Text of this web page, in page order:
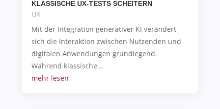
KLASSISCHE UX-TESTS SCHEITERN
UX
Mit der Integration generativer KI verändert
sich die Interaktion zwischen Nutzenden und
digitalen Anwendungen grundlegend.
Während klassische...
mehr lesen